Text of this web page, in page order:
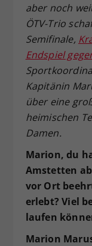
aber noch
ÖTV-Trio
Semifinale,
Endspiel
Kapitänin
über eine
heimischen
Damen.
Marion, du
Amstetten
vor Ort
erlebt? Viel
laufen
Marion